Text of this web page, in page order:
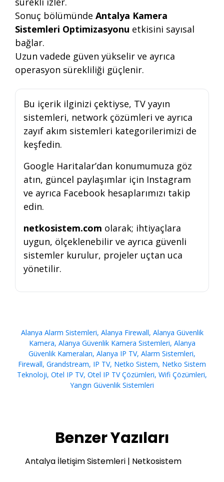
Sonuç bölümünde Antalya Kamera
Sistemleri Optimizasyonu etkisini sayısal
bağlar.
Uzun vadede güven yükselir ve ayrıca
operasyon sürekliliği güçlenir.
Bu içerik ilginizi çektiyse, TV yayın
sistemleri, network çözümleri ve ayrıca
zayıf akım sistemleri kategorilerimizi de
keşfedin.
Google Haritalar’dan konumumuza göz
atın, güncel paylaşımlar için Instagram
ve ayrıca Facebook hesaplarımızı takip
edin.
netkosistem.com olarak; ihtiyaçlara
uygun, ölçeklenebilir ve ayrıca güvenli
sistemler kurulur, projeler uçtan uca
yönetilir.
Alanya Alarm Sistemleri, Alanya Firewall, Alanya Güvenlik
Kamera, Alanya Güvenlik Kamera Sistemleri, Alanya
Güvenlik Kameraları, Alanya IP TV, Alarm Sistemleri,
Firewall, Grandstream, IP TV, Netko Sistem, Netko Sistem
Teknoloji, Otel IP TV, Otel IP TV Çözümleri, Wifi Çözümleri,
Yangın Güvenlik Sistemleri
Benzer Yazıları
Antalya İletişim Sistemleri | Netkosistem